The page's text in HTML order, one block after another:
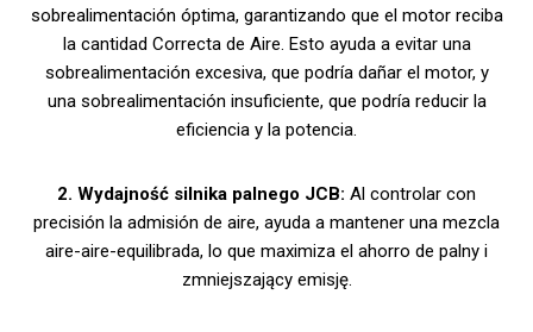
sobrealimentación óptima, garantizando que el motor reciba
la cantidad Correcta de Aire. Esto ayuda a evitar una
sobrealimentación excesiva, que podría dañar el motor, y
una sobrealimentación insuficiente, que podría reducir la
eficiencia y la potencia.
2. Wydajność silnika palnego JCB: Al controlar con
precisión la admisión de aire, ayuda a mantener una mezcla
aire-aire-equilibrada, lo que maximiza el ahorro de palny i
zmniejszający emisję.